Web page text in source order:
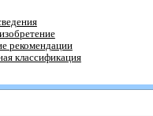
рекомендации
классификация